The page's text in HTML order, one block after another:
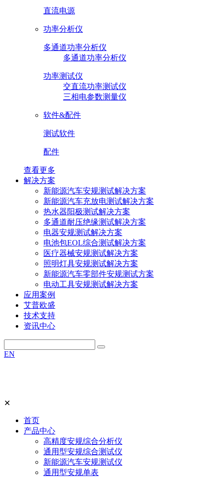
直流电源
功率分析仪
多通道功率分析仪
多通道功率分析仪
功率测试仪
交直流功率测试仪
三相电参数测量仪
软件&配件
测试软件
配件
查看更多
解决方案
新能源汽车安规测试解决方案
新能源汽车充放电测试解决方案
热水器阳极测试解决方案
多通道耐压绝缘测试解决方案
电器安规测试解决方案
电池包EOL综合测试解决方案
医疗器械安规测试解决方案
照明灯具安规测试解决方案
新能源汽车零部件安规测试方案
电动工具安规测试解决方案
应用案例
艾普欧盛
技术支持
资讯中心
EN
✕
首页
产品中心
高精度安规综合分析仪
通用型安规综合测试仪
新能源汽车安规测试仪
通用型安规单表